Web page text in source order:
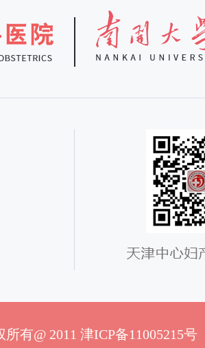
所有@ 2011 津ICP备11005215